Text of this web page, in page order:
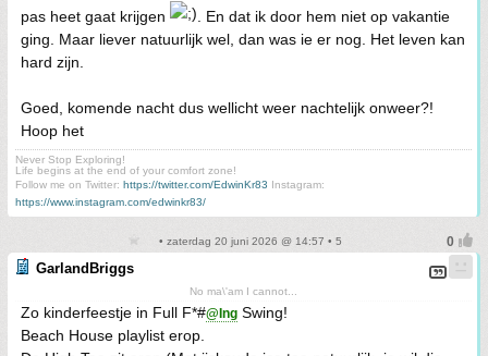
pas heet gaat krijgen
. En dat ik door hem niet op vakantie
ging. Maar liever natuurlijk wel, dan was ie er nog. Het leven kan
hard zijn.
Goed, komende nacht dus wellicht weer nachtelijk onweer?!
Hoop het
Never Stop Exploring!
Life begins at the end of your comfort zone!
Follow me on Twitter: https://twitter.com/EdwinKr83 Instagram:
https://www.instagram.com/edwinkr83/
• zaterdag 20 juni 2026 @ 14:57 • 5
GarlandBriggs
No ma\'am I cannot...
Zo kinderfeestje in Full F*#@Ing Swing!
Beach House playlist erop.